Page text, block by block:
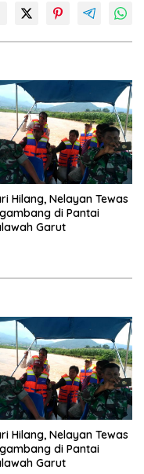
Hilang, Nelayan Tewas
di Pantai
Garut
Hilang, Nelayan Tewas
di Pantai
Garut